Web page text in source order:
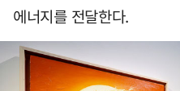
에너지를 전달한다.